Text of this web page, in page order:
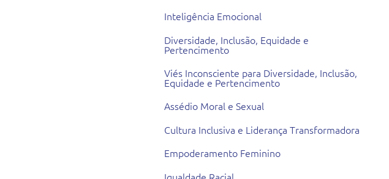
Inteligência Emocional
Diversidade, Inclusão, Equidade e
Pertencimento
Viés Inconsciente para Diversidade, Inclusão,
Equidade e Pertencimento
Assédio Moral e Sexual
Cultura Inclusiva e Liderança Transformadora
Empoderamento Feminino
Igualdade Racial